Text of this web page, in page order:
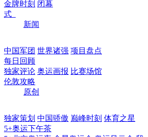
金牌时刻 闭幕
式
新闻
中国军团 世界诸强 项目盘点
每日回顾
独家评论 奥运画报 比赛场馆
伦敦攻略
原创
独家策划 中国骄傲 巅峰时刻 体育之星
5+奥运下午茶